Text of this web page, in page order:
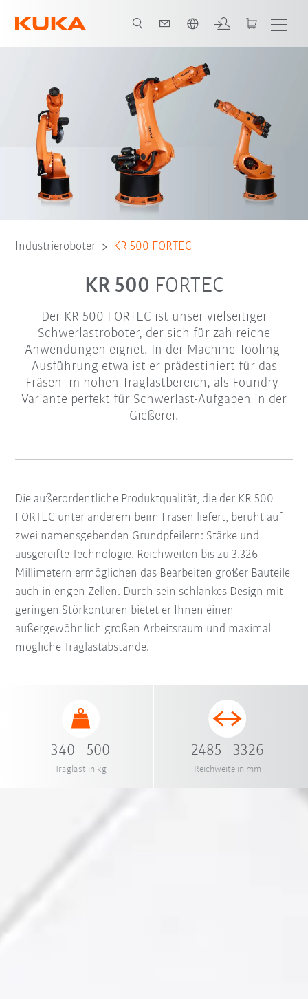
Robotermodelle Einsatzbereiche
Industrieroboter KR 500 FORTEC
KR 500 FORTEC
Der KR 500 FORTEC ist unser vielseitiger
Schwerlastroboter, der sich für zahlreiche
Anwendungen eignet. In der Machine-Tooling-
Ausführung etwa ist er prädestiniert für das
Fräsen im hohen Traglastbereich, als Foundry-
Variante perfekt für Schwerlast-Aufgaben in der
Gießerei.
Die außerordentliche Produktqualität, die der KR 500
FORTEC unter anderem beim Fräsen liefert, beruht auf
zwei namensgebenden Grundpfeilern: Stärke und
ausgereifte Technologie. Reichweiten bis zu 3.326
Millimetern ermöglichen das Bearbeiten großer Bauteile
auch in engen Zellen. Durch sein schlankes Design mit
geringen Störkonturen bietet er Ihnen einen
außergewöhnlich großen Arbeitsraum und maximal
mögliche Traglastabstände.
340 - 500
Traglast in kg
2485 - 3326
Reichweite in mm